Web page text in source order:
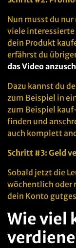
Nun musst du
viele interessierte
dein Produkt
erfährst du
das Video
Dazu kannst du
zum Beispiel in
zum Beispiel
finden und
auch komplett
Schritt #3: Geld
Sobald jetzt die
wöchentlich oder
dein Konto
Wie viel